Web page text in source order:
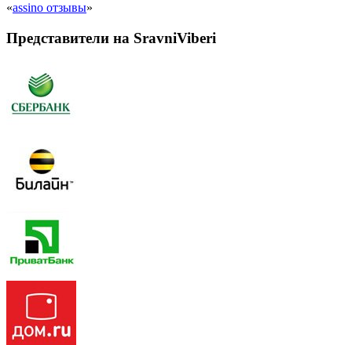
«assino отзывы»
Представители на SravniViberi